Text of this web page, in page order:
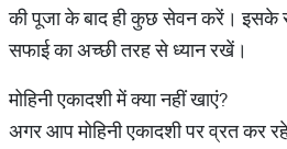
की पूजा के बाद ही कुछ सेवन करें। इसके
सफाई का अच्छी तरह से ध्यान रखें।
मोहिनी एकादशी में क्या नहीं खाएं?
अगर आप मोहिनी एकादशी पर व्रत कर